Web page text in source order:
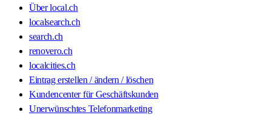
Über local.ch
localsearch.ch
search.ch
renovero.ch
localcities.ch
Eintrag erstellen / ändern / löschen
Kundencenter für Geschäftskunden
Unerwünschtes Telefonmarketing